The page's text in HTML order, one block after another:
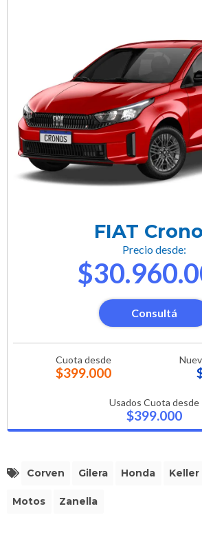
FIAT
Precio desde:
Consultá
Cuota desde
$399.000
Usados Cuota desde
$399.000
Corven Gilera Honda Keller
Motos Zanella